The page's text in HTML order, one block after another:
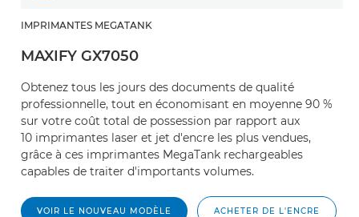
IMPRIMANTES MEGATANK
MAXIFY GX7050
Obtenez tous les jours des documents de qualité
professionnelle, tout en économisant en moyenne 90 %
sur votre coût total de possession par rapport aux
10 imprimantes laser et jet d'encre les plus vendues,
grâce à ces imprimantes MegaTank rechargeables
capables de traiter d'importants volumes.
VOIR LE NOUVEAU MODÈLE ACHETER DE L'ENCRE